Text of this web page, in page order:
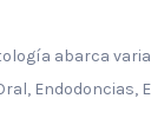
abarca
Endodoncias,